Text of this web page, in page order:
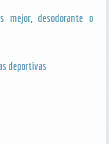
mejor, desodorante o
deportivas